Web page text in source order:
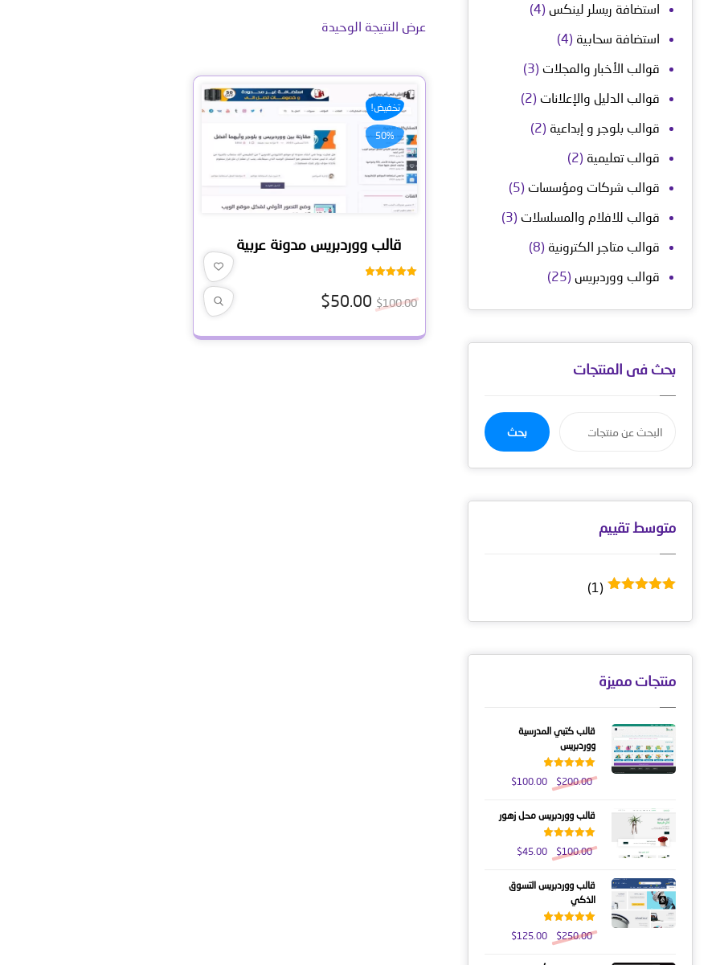
عرض النتيجة الوحيدة
تخفيض!
50%
قالب ووردبريس مدونة عربية
5.00
من 5
$100.00
$50.00
استضافة ريسلر لينكس (4)
استضافة سحابية (4)
قوالب الأخبار والمجلات (3)
قوالب الدليل والإعلانات (2)
قوالب بلوجر و إبداعية (2)
قوالب تعليمية (2)
قوالب شركات ومؤسسات (5)
قوالب للافلام والمسلسلات (3)
قوالب متاجر الكترونية (8)
قوالب ووردبريس (25)
بحث فى المنتجات
بحث
متوسط ​​تقييم
(1)
منتجات مميزة
قالب كتبي المدرسية
ووردبريس
تم التقييم
5.00من 5
$200.00
$100.00
قالب ووردبريس محل زهور
تم التقييم
5.00من 5
$100.00
$45.00
قالب ووردبريس التسوق
الذكي
تم التقييم
5.00من 5
$250.00
$125.00